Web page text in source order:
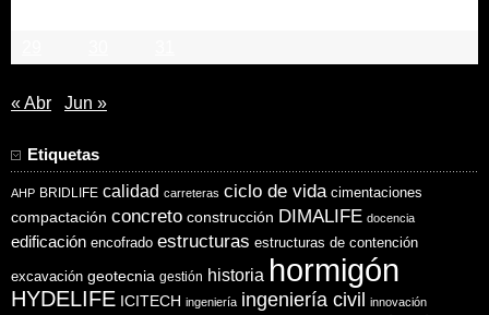
« Abr Jun »
Etiquetas
AHP BRIDLIFE calidad carreteras ciclo de vida cimentaciones
compactación concreto construcción DIMALIFE docencia
edificación encofrado estructuras estructuras de contención
excavación geotecnia gestión historia hormigón
HYDELIFE ICITECH ingeniería ingeniería civil innovación